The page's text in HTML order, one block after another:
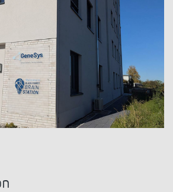
les capteurs de CO2
la température
Theben